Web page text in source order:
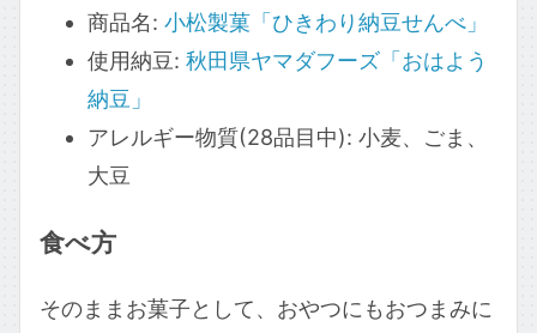
商品名: 小松製菓「ひきわり納豆せんべ」
使用納豆: 秋田県ヤマダフーズ「おはよう
納豆」
アレルギー物質(28品目中): 小麦、ごま、
大豆
食べ方
そのままお菓子として、おやつにもおつまみに